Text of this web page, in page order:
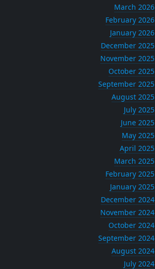
March 2026
February 2026
January 2026
December 2025
November 2025
October 2025
September 2025
August 2025
July 2025
June 2025
May 2025
April 2025
March 2025
February 2025
January 2025
December 2024
November 2024
October 2024
September 2024
August 2024
July 2024